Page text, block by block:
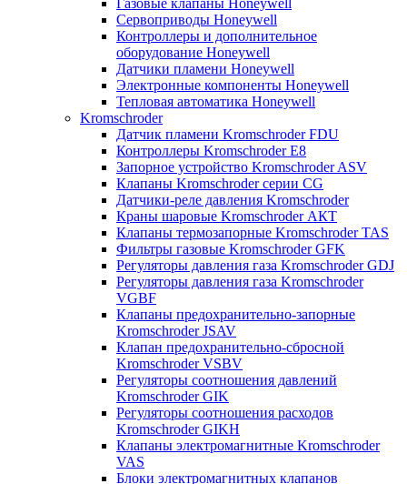
Газовые клапаны Honeywell
Сервоприводы Honeywell
Контроллеры и дополнительное
оборудование Honeywell
Датчики пламени Honeywell
Электронные компоненты Honeywell
Тепловая автоматика Honeywell
Kromschroder
Датчик пламени Kromschroder FDU
Контроллеры Kromschroder E8
Запорное устройство Kromschroder ASV
Клапаны Kromschroder серии CG
Датчики-реле давления Kromschroder
Краны шаровые Kromschroder АКТ
Клапаны термозапорные Kromschroder TAS
Фильтры газовые Kromschroder GFK
Регуляторы давления газа Kromschroder GDJ
Регуляторы давления газа Kromschroder
VGBF
Клапаны предохранительно-запорные
Kromschroder JSAV
Клапан предохранительно-сбросной
Kromschroder VSBV
Регуляторы соотношения давлений
Kromschroder GIK
Регуляторы соотношения расходов
Kromschroder GIKH
Клапаны электромагнитные Kromschroder
VAS
Блоки электромагнитных клапанов